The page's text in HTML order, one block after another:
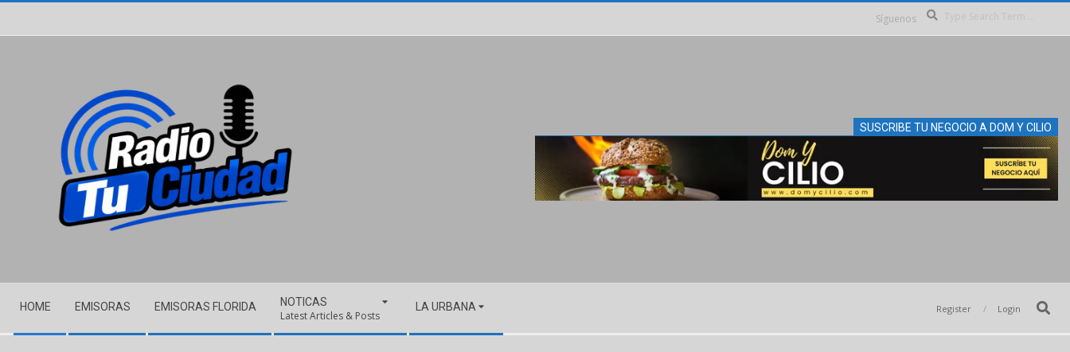
Síguenos
SUSCRIBE TU NEGOCIO A DOM Y CILIO
Navigation
Menu
HOME EMISORAS EMISORAS FLORIDA NOTICAS
Latest Articles & Posts
LA URBANA Register Login Search